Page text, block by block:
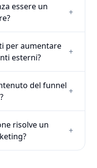
essere un
+
per aumentare
esterni?
+
del funnel
+
risolve un
+